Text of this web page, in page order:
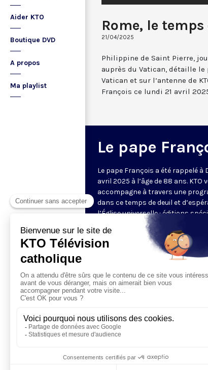
Aider KTO
Boutique DVD
A propos
Ma playlist
Rome, le
21/04/2025
Philippine de Saint Pierre,
auprès du Vatican, détaille
Vatican et sur l’antenne de
François ce lundi 21 avril
Le pape
Le pape François a été rappelé à
avril 2025 à l’âge de 88 ans. KTO
accompagne à travers une
dans ce temps de deuil et
l’Église universelle : éditions
analyses, temps de prière,
que les discours et homélies qui
les 12 années du pontificat de